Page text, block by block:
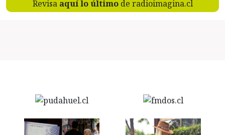
Revisa aquí lo últimode radioimagina.cl